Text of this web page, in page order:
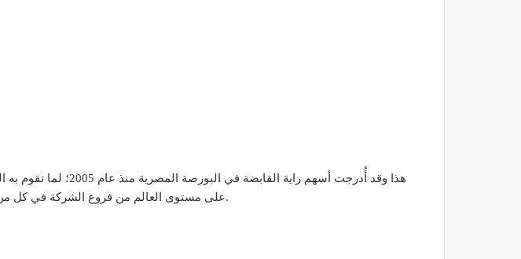
على مستوى العالم من فروع الشركة في كل من جمهورية مصر العربية والمملكة العربية السعودية والإمارات العربية المتحدة وبولندا ونيجيريا.